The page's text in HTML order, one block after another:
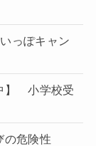
っぽキャン
】 小学校受
の危険性